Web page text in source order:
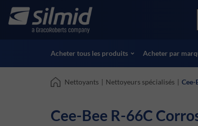
main
Accessories
Essais non destructifs (NDT)
Voir tous les produits
Acheter tous les produits Acheter par
Nettoyants | Nettoyeurs spécialisés | Cee-
Cee-Bee R-66C